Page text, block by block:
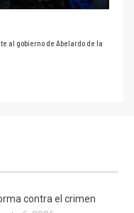
al gobierno de Abelardo de la
contra el crimen